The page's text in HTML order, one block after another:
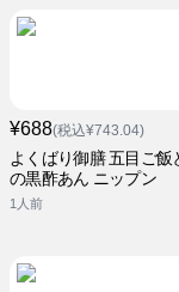
¥688(税込¥743.04)
よくばり御膳 五目ご飯
の黒酢あん ニップン
1人前